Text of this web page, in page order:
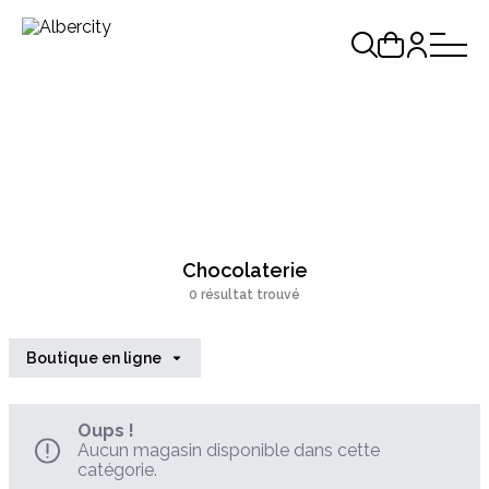
Chocolaterie
0 résultat trouvé
Boutique en ligne
Oups !
Aucun magasin disponible dans cette
catégorie.